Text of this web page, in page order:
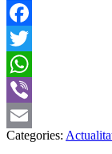
Facebook
Twitter
WhatsApp
Viber
Email
Categories: